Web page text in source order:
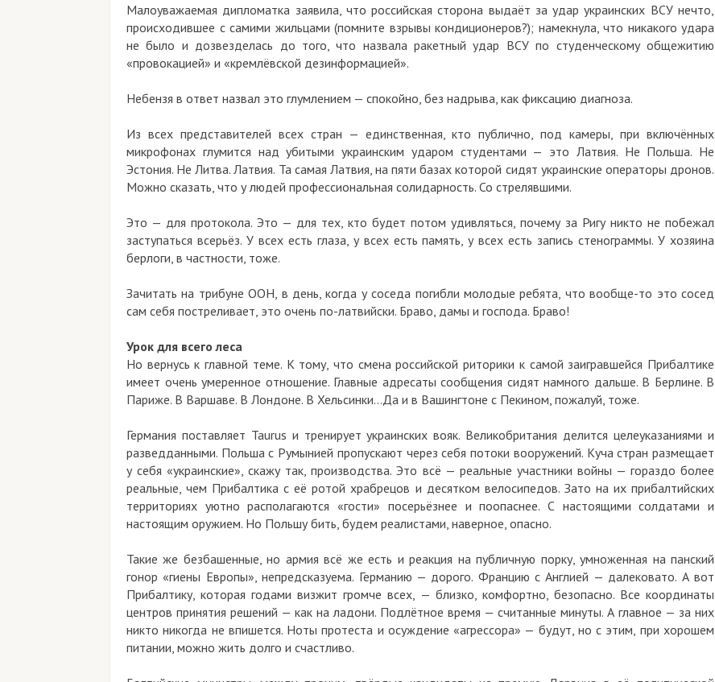
Малоуважаемая дипломатка заявила, что российская сторона выдаёт за удар украинских ВСУ нечто,
происходившее с самими жильцами (помните взрывы кондиционеров?); намекнула, что никакого удара
не было и дозвезделась до того, что назвала ракетный удар ВСУ по студенческому общежитию
«провокацией» и «кремлёвской дезинформацией».
Небензя в ответ назвал это глумлением — спокойно, без надрыва, как фиксацию диагноза.
Из всех представителей всех стран — единственная, кто публично, под камеры, при включённых
микрофонах глумится над убитыми украинским ударом студентами — это Латвия. Не Польша. Не
Эстония. Не Литва. Латвия. Та самая Латвия, на пяти базах которой сидят украинские операторы дронов.
Можно сказать, что у людей профессиональная солидарность. Со стрелявшими.
Это — для протокола. Это — для тех, кто будет потом удивляться, почему за Ригу никто не побежал
заступаться всерьёз. У всех есть глаза, у всех есть память, у всех есть запись стенограммы. У хозяина
берлоги, в частности, тоже.
Зачитать на трибуне ООН, в день, когда у соседа погибли молодые ребята, что вообще-то это сосед
сам себя постреливает, это очень по-латвийски. Браво, дамы и господа. Браво!
Урок для всего леса
Но вернусь к главной теме. К тому, что смена российской риторики к самой заигравшейся Прибалтике
имеет очень умеренное отношение. Главные адресаты сообщения сидят намного дальше. В Берлине. В
Париже. В Варшаве. В Лондоне. В Хельсинки…Да и в Вашингтоне с Пекином, пожалуй, тоже.
Германия поставляет Taurus и тренирует украинских вояк. Великобритания делится целеуказаниями и
разведданными. Польша с Румынией пропускают через себя потоки вооружений. Куча стран размещает
у себя «украинские», скажу так, производства. Это всё — реальные участники войны — гораздо более
реальные, чем Прибалтика с её ротой храбрецов и десятком велосипедов. Зато на их прибалтийских
территориях уютно располагаются «гости» посерьёзнее и поопаснее. С настоящими солдатами и
настоящим оружием. Но Польшу бить, будем реалистами, наверное, опасно.
Такие же безбашенные, но армия всё же есть и реакция на публичную порку, умноженная на панский
гонор «гиены Европы», непредсказуема. Германию — дорого. Францию с Англией — далековато. А вот
Прибалтику, которая годами визжит громче всех, — близко, комфортно, безопасно. Все координаты
центров принятия решений — как на ладони. Подлётное время — считанные минуты. А главное — за них
никто никогда не впишется. Ноты протеста и осуждение «агрессора» — будут, но с этим, при хорошем
питании, можно жить долго и счастливо.